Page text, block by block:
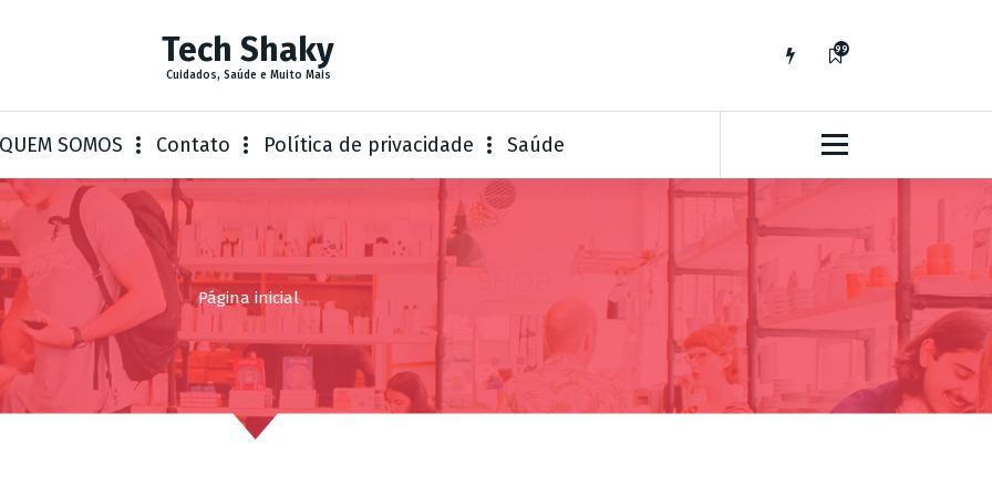
Tech Shaky
Cuidados, Saúde e Muito Mais
99
QUEM SOMOS Contato Política de privacidade Saúde
Página inicial